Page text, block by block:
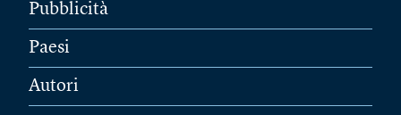
Pubblicità
Paesi
Autori